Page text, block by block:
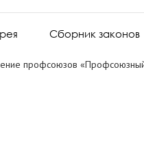
Сборник законов
профсоюзов «Профсоюзный